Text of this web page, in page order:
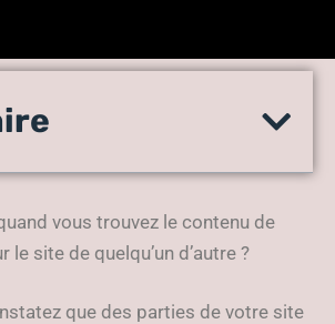
du droit d’auteur :
site web ?
vous trouvez le contenu de
site de quelqu’un d’autre ?
que des parties de votre site